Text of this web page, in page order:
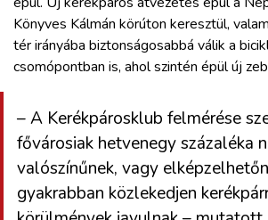
Könyves Kálmán körúton keresztül,
tér irányába biztonságosabbá válik a
csomópontban is, ahol szintén épül új
– A Kerékpárosklub felmérése
fővárosiak hetvenegy százaléka
valószínűnek, vagy
gyakrabban közlekedjen